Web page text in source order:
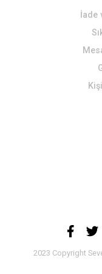
İade
2023 Copyright